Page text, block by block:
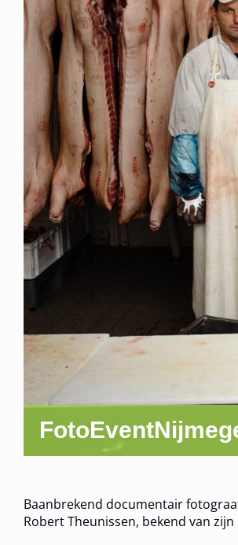
Baanbrekend documentair
Robert Theunissen, bekend van